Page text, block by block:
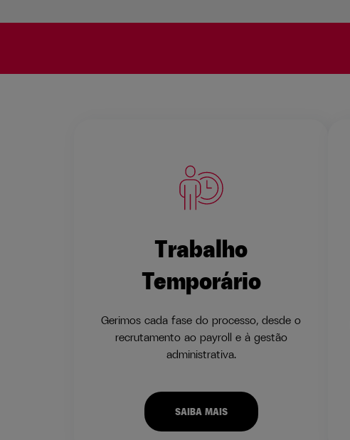
Trabalho
Temporário
Gerimos cada fase do processo, desde o
recrutamento ao payroll e à gestão
administrativa.
SAIBA MAIS